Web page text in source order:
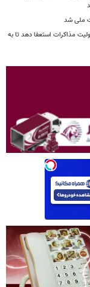
ملی شد
مذاکرات استعفا دهد تا به